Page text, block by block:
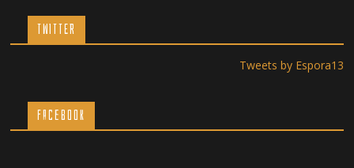
TWITTER
Tweets by Espora13
Facebook